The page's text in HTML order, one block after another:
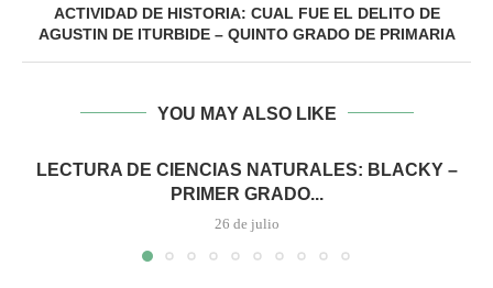
ACTIVIDAD DE HISTORIA: CUAL FUE EL DELITO DE
AGUSTIN DE ITURBIDE – QUINTO GRADO DE PRIMARIA
YOU MAY ALSO LIKE
LECTURA DE CIENCIAS NATURALES: BLACKY –
PRIMER GRADO...
26 de julio